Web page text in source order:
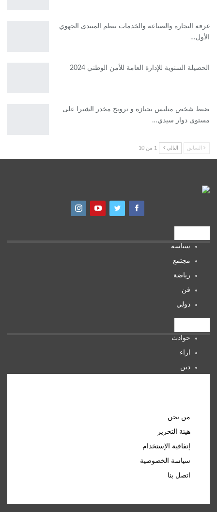
غرفة التجارة والصناعة والخدمات تنظم المنتدى الجهوي
الأول…
الحصيلة السنوية للإدارة العامة للأمن الوطني 2024
ضبط شخص متلبس بحيازة و ترويج مخدر الشيرا على
مستوى دوار سيدي…
السابق التالي 1 من 10
سياسة
مجتمع
رياضة
فن
دولي
حوادث
اراء
دين
من نحن
هيئة التحرير
إتفاقية الإستخدام
سياسة الخصوصية
اتصل بنا